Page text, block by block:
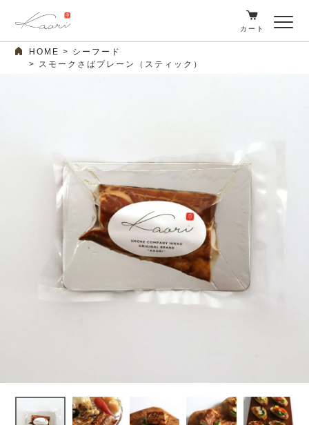
カート
HOME
シーフード
スモークさばプレーン（スティック）